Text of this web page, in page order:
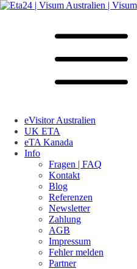
eVisitor Australien
UK ETA
eTA Kanada
Info
Fragen | FAQ
Kontakt
Blog
Referenzen
Newsletter
Zahlung
AGB
Impressum
Fehler melden
Partner